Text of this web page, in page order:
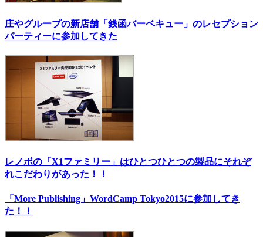
庄やグループの新店舗「銭函バーベキュー」のレセプション
パーティーに参加してきた
レノボの「X1ファミリー」はひとつひとつの製品にそれぞ
れこだわりがあった！！
「More Publishing」WordCamp Tokyo2015に参加してき
た！！